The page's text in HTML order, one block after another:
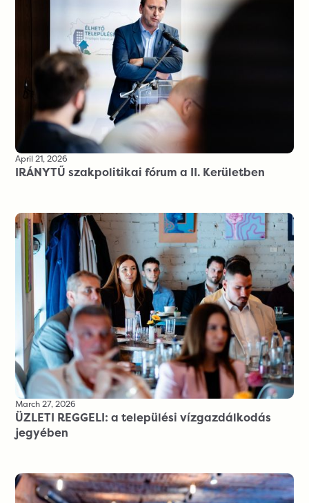
April 21, 2026
IRÁNYTŰ szakpolitikai fórum a II. Kerületben
March 27, 2026
ÜZLETI REGGELI: a települési vízgazdálkodás
jegyében